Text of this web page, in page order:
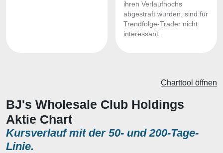
ihren Verlaufhochs
abgestraft wurden, sind für
Trendfolge-Trader nicht
interessant.
BJ's Wholesale Club Holdings
Aktie Chart
Kursverlauf mit der 50- und 200-Tage-
Linie.
Charttool öffnen